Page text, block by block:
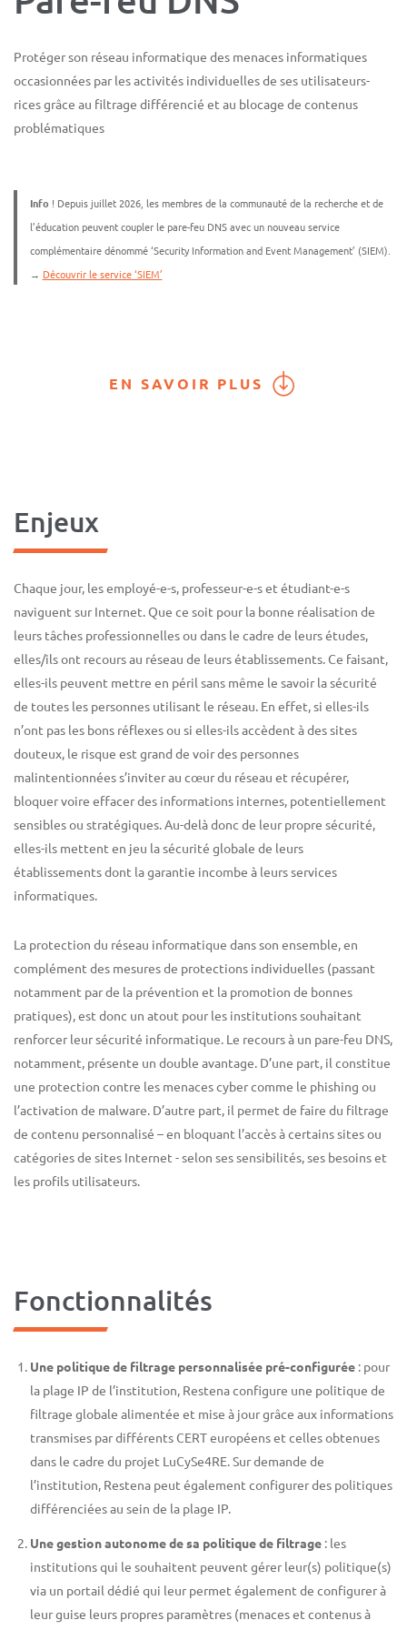
Protéger son réseau informatique des menaces informatiques
occasionnées par les activités individuelles de ses utilisateurs-
rices grâce au filtrage différencié et au blocage de contenus
problématiques
Info ! Depuis juillet 2026, les membres de la communauté de la recherche et de
l’éducation peuvent coupler le pare-feu DNS avec un nouveau service
complémentaire dénommé ‘Security Information and Event Management’ (SIEM).
→ Découvrir le service ‘SIEM’
EN SAVOIR PLUS
Enjeux
Chaque jour, les employé-e-s, professeur-e-s et étudiant-e-s
naviguent sur Internet. Que ce soit pour la bonne réalisation de
leurs tâches professionnelles ou dans le cadre de leurs études,
elles/ils ont recours au réseau de leurs établissements. Ce faisant,
elles-ils peuvent mettre en péril sans même le savoir la sécurité
de toutes les personnes utilisant le réseau. En effet, si elles-ils
n’ont pas les bons réflexes ou si elles-ils accèdent à des sites
douteux, le risque est grand de voir des personnes
malintentionnées s’inviter au cœur du réseau et récupérer,
bloquer voire effacer des informations internes, potentiellement
sensibles ou stratégiques. Au-delà donc de leur propre sécurité,
elles-ils mettent en jeu la sécurité globale de leurs
établissements dont la garantie incombe à leurs services
informatiques.
La protection du réseau informatique dans son ensemble, en
complément des mesures de protections individuelles (passant
notamment par de la prévention et la promotion de bonnes
pratiques), est donc un atout pour les institutions souhaitant
renforcer leur sécurité informatique. Le recours à un pare-feu DNS,
notamment, présente un double avantage. D’une part, il constitue
une protection contre les menaces cyber comme le phishing ou
l’activation de malware. D’autre part, il permet de faire du filtrage
de contenu personnalisé – en bloquant l’accès à certains sites ou
catégories de sites Internet - selon ses sensibilités, ses besoins et
les profils utilisateurs.
Fonctionnalités
Une politique de filtrage personnalisée pré-configurée : pour
la plage IP de l’institution, Restena configure une politique de
filtrage globale alimentée et mise à jour grâce aux informations
transmises par différents CERT européens et celles obtenues
dans le cadre du projet LuCySe4RE. Sur demande de
l’institution, Restena peut également configurer des politiques
différenciées au sein de la plage IP.
Une gestion autonome de sa politique de filtrage : les
institutions qui le souhaitent peuvent gérer leur(s) politique(s)
via un portail dédié qui leur permet également de configurer à
leur guise leurs propres paramètres (menaces et contenus à